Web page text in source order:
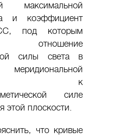
максимальной
и коэффициент
под которым
отношение
силы света в
к
силе
этой плоскости.
что кривые